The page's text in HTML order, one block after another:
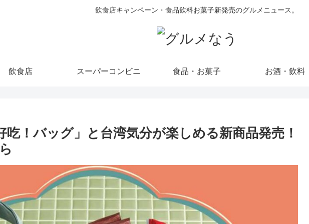
飲食店キャンペーン・食品飲料お菓子新発売のグルメニュース。
飲食店 スーパーコンビニ 食品・お菓子 お酒・飲料
吃！バッグ」と台湾気分が楽しめる新商品発売！